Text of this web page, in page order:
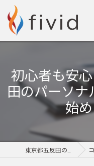
初心者も安
田のパーソナ
始
コラム